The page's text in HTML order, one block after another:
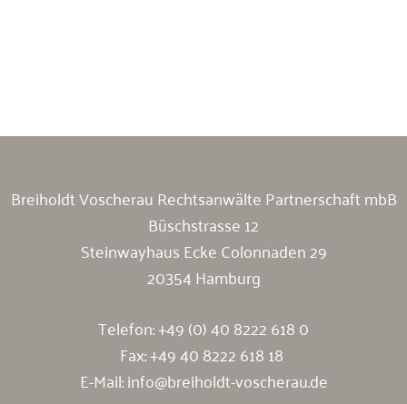
Breiholdt Voscherau Rechtsanwälte Partnerschaft mbB
Büschstrasse 12
Steinwayhaus Ecke Colonnaden 29
20354 Hamburg
Telefon:+49 (0) 40 8222 618 0
Fax: +49 40 8222 618 18
E-Mail:info@breiholdt-voscherau.de